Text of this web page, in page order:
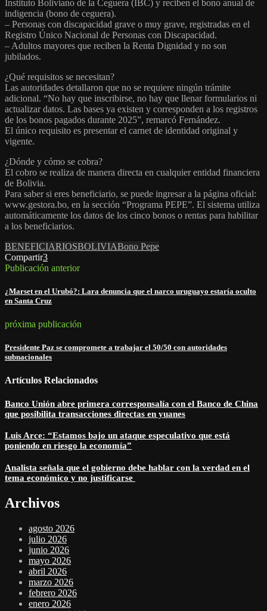
Instituto Boliviano de la Ceguera (IBC) y reciben el bono anual de
indigencia (bono de ceguera).
– Personas con discapacidad grave o muy grave, registradas en el
Registro Único Nacional de Personas con Discapacidad.
– Adultos mayores que reciben la Renta Dignidad y no son
jubilados.
¿Qué requisitos se necesitan?
Las autoridades detallaron que no se requiere ningún trámite
adicional. “No hay que inscribirse, no hay que llenar formularios ni
actualizar datos. Las bases ya existen y corresponden a los registros
de los bonos pagados durante 2025”, remarcó Fernández.
El único requisito es presentar el carnet de identidad original y
vigente.
¿Dónde y cómo se cobra?
El cobro se realiza de manera directa en cualquier entidad financiera
de Bolivia.
Para saber si eres beneficiario, se puede ingresar a la página oficial:
www.gestora.bo, en la sección “Programa PEPE”. El sistema utiliza
automáticamente los datos de los cinco bonos o rentas para habilitar
a los beneficiarios.
BENEFICIARIOSBOLIVIABono Pepe
Compartir3
Publicación anterior
¿Marset en el Urubó?: Lara denuncia que el narco uruguayo estaría oculto
en Santa Cruz
próxima publicación
Presidente Paz se compromete a trabajar el 50/50 con autoridades
subnacionales
Artículos Relacionados
Banco Unión abre primera corresponsalía con el Banco de China
que posibilita transacciones directas en yuanes
Luis Arce: “Estamos bajo un ataque especulativo que está
poniendo en riesgo la economía”
Analista señala que el gobierno debe hablar con la verdad en el
tema económico y no justificarse
Archivos
agosto 2026
julio 2026
junio 2026
mayo 2026
abril 2026
marzo 2026
febrero 2026
enero 2026